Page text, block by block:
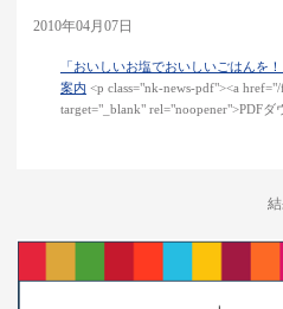
2010年04月07日
「おいしいお塩でおいしいごはんを
案内 <p class="nk-news-pdf"><a
target="_blank" rel="noopener">PDFダ